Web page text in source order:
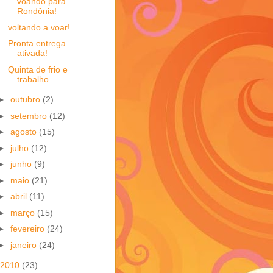
Rondônia!
voltando a voar!
Pronta entrega
ativada!
Quinta de frio e
trabalho
outubro (2)
setembro (12)
agosto (15)
julho (12)
junho (9)
maio (21)
abril (11)
março (15)
fevereiro (24)
janeiro (24)
2010 (23)